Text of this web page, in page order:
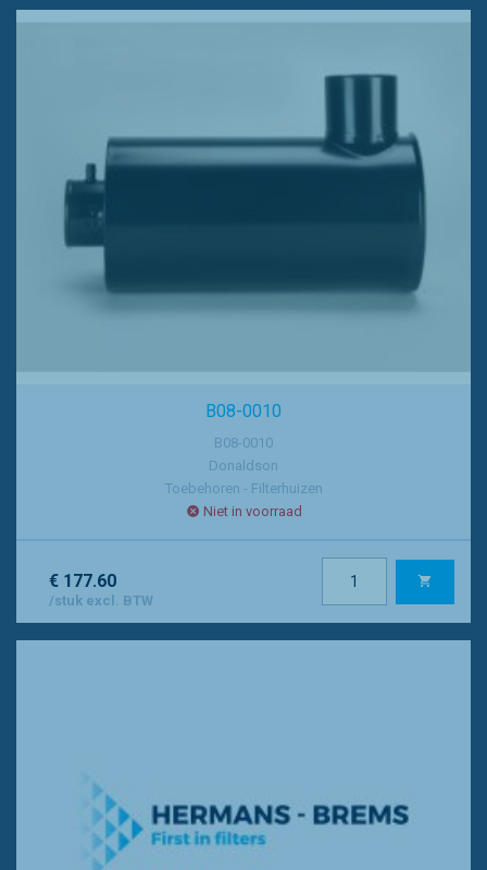
B08-0010
B08-0010
Donaldson
Toebehoren - Filterhuizen
Niet in voorraad
€ 177.60
/stuk excl. BTW